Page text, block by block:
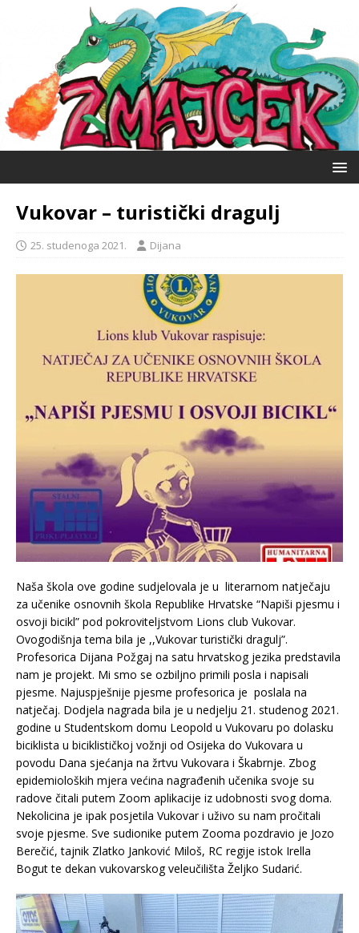
Vukovar – turistički dragulj
25. studenoga 2021. Dijana
Naša škola ove godine sudjelovala je u literarnom natječaju
za učenike osnovnih škola Republike Hrvatske “Napiši pjesmu i
osvoji bicikl” pod pokroviteljstvom Lions club Vukovar.
Ovogodišnja tema bila je ,,Vukovar turistički dragulj”.
Profesorica Dijana Požgaj na satu hrvatskog jezika predstavila
nam je projekt. Mi smo se ozbiljno primili posla i napisali
pjesme. Najuspješnije pjesme profesorica je poslala na
natječaj. Dodjela nagrada bila je u nedjelju 21. studenog 2021.
godine u Studentskom domu Leopold u Vukovaru po dolasku
biciklista u biciklističkoj vožnji od Osijeka do Vukovara u
povodu Dana sjećanja na žrtvu Vukovara i Škabrnje. Zbog
epidemioloških mjera većina nagrađenih učenika svoje su
radove čitali putem Zoom aplikacije iz udobnosti svog doma.
Nekolicina je ipak posjetila Vukovar i uživo su nam pročitali
svoje pjesme. Sve sudionike putem Zooma pozdravio je Jozo
Berečić, tajnik Zlatko Janković Miloš, RC regije istok Irella
Bogut te dekan vukovarskog veleučilišta Željko Sudarić.